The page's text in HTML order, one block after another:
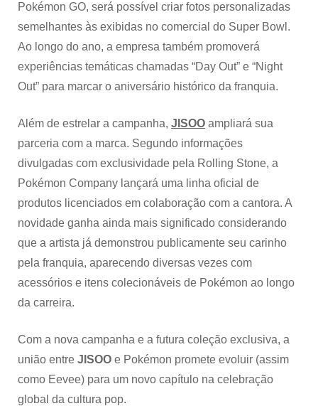
Pokémon GO, será possível criar fotos personalizadas
semelhantes às exibidas no comercial do Super Bowl.
Ao longo do ano, a empresa também promoverá
experiências temáticas chamadas “Day Out” e “Night
Out” para marcar o aniversário histórico da franquia.
Além de estrelar a campanha, JISOO ampliará sua
parceria com a marca. Segundo informações
divulgadas com exclusividade pela Rolling Stone, a
Pokémon Company lançará uma linha oficial de
produtos licenciados em colaboração com a cantora. A
novidade ganha ainda mais significado considerando
que a artista já demonstrou publicamente seu carinho
pela franquia, aparecendo diversas vezes com
acessórios e itens colecionáveis de Pokémon ao longo
da carreira.
Com a nova campanha e a futura coleção exclusiva, a
união entre JISOO e Pokémon promete evoluir (assim
como Eevee) para um novo capítulo na celebração
global da cultura pop.